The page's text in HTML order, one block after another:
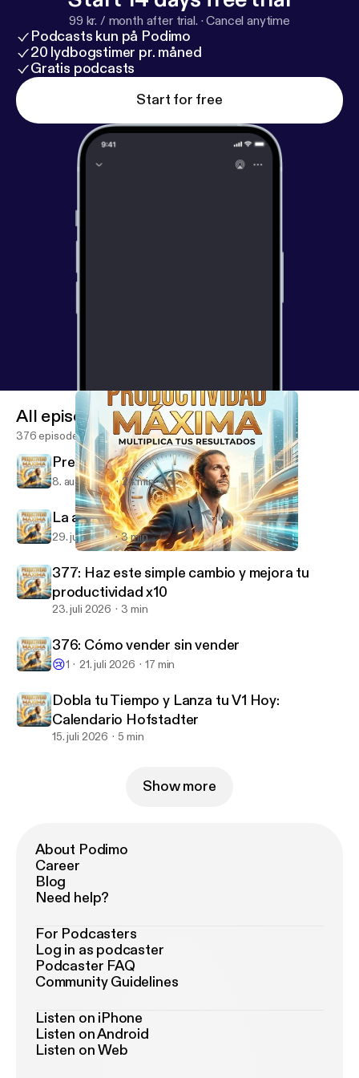
https://triunfers.com
99 kr. / month after trial. ·Cancel anytime
Podcasts kun på Podimo
20 lydbogstimer pr. måned
Gratis podcasts
Start for free
Productividad Máxima
All episodes
376 episodes
Prefiero ser pobre y feliz
8. aug. 2026 24 min
La acción más importante de hoy
29. juli 2026 3 min
377: Haz este simple cambio y mejora tu
productividad x10
23. juli 2026 3 min
376: Cómo vender sin vender
😢1 21. juli 2026 17 min
Dobla tu Tiempo y Lanza tu V1 Hoy:
Calendario Hofstadter
15. juli 2026 5 min
Show more
About Podimo
Career
Blog
Need help?
For Podcasters
Log in as podcaster
Podcaster FAQ
Community Guidelines
Listen on iPhone
Listen on Android
Listen on Web